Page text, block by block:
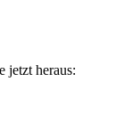
jetzt heraus: